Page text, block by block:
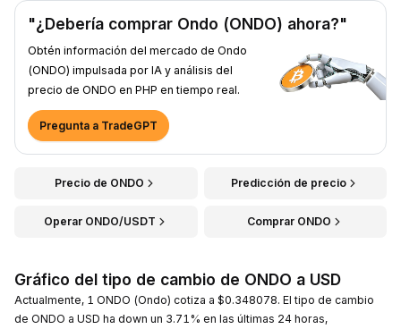
"¿Debería comprar Ondo (ONDO) ahora?"
Obtén información del mercado de Ondo
(ONDO) impulsada por IA y análisis del
precio de ONDO en PHP en tiempo real.
Pregunta a TradeGPT
Precio de ONDO Predicción de precio
Operar ONDO/USDT Comprar ONDO
Gráfico del tipo de cambio de ONDO a USD
Actualmente, 1 ONDO (Ondo) cotiza a $0.348078. El tipo de cambio
de ONDO a USD ha down un 3.71% en las últimas 24 horas,